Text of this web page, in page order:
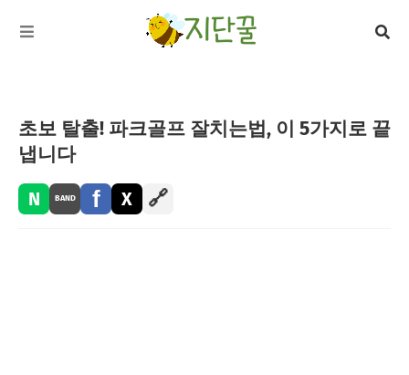
초보 탈출! 파크골프 잘치는법, 이 5가지로 끝
냅니다
N BAND f X 🔗